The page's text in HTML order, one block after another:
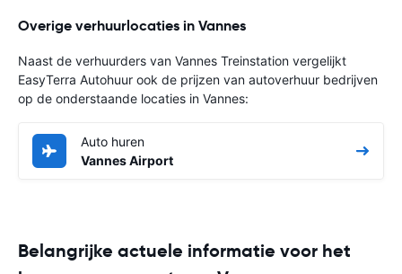
Overige verhuurlocaties in Vannes
Naast de verhuurders van Vannes Treinstation vergelijkt
EasyTerra Autohuur ook de prijzen van autoverhuur bedrijven
op de onderstaande locaties in Vannes:
Auto huren
Vannes Airport
Belangrijke actuele informatie voor het